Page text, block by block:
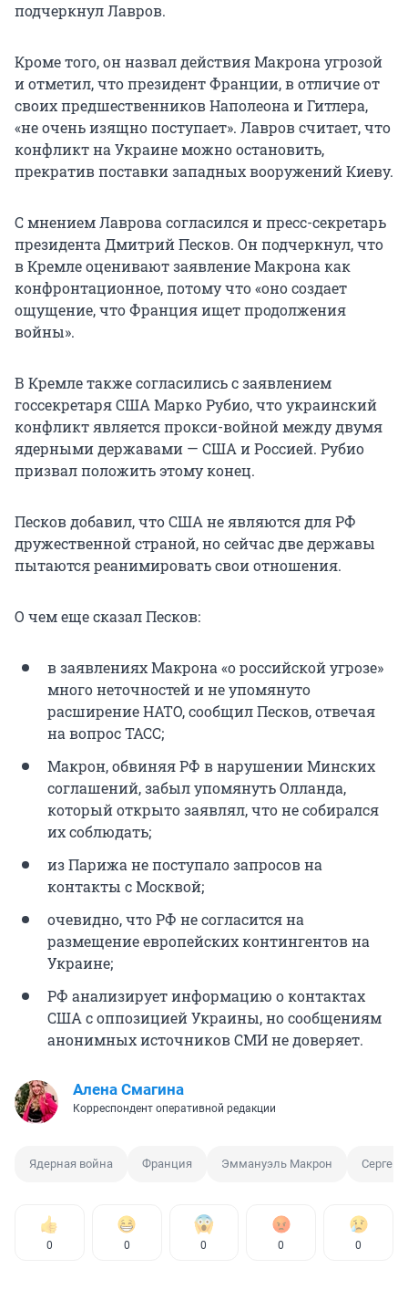
подчеркнул Лавров.
Кроме того, он назвал действия Макрона угрозой
и отметил, что президент Франции, в отличие от
своих предшественников Наполеона и Гитлера,
«не очень изящно поступает». Лавров считает, что
конфликт на Украине можно остановить,
прекратив поставки западных вооружений Киеву.
С мнением Лаврова согласился и пресс-секретарь
президента Дмитрий Песков. Он подчеркнул, что
в Кремле оценивают заявление Макрона как
конфронтационное, потому что «оно создает
ощущение, что Франция ищет продолжения
войны».
В Кремле также согласились с заявлением
госсекретаря США Марко Рубио, что украинский
конфликт является прокси-войной между двумя
ядерными державами — США и Россией. Рубио
призвал положить этому конец.
Песков добавил, что США не являются для РФ
дружественной страной, но сейчас две державы
пытаются реанимировать свои отношения.
О чем еще сказал Песков:
в заявлениях Макрона «о российской угрозе»
много неточностей и не упомянуто
расширение НАТО, сообщил Песков, отвечая
на вопрос ТАСС;
Макрон, обвиняя РФ в нарушении Минских
соглашений, забыл упомянуть Олланда,
который открыто заявлял, что не собирался
их соблюдать;
из Парижа не поступало запросов на
контакты с Москвой;
очевидно, что РФ не согласится на
размещение европейских контингентов на
Украине;
РФ анализирует информацию о контактах
США с оппозицией Украины, но сообщениям
анонимных источников СМИ не доверяет.
Алена Смагина
Корреспондент оперативной редакции
Ядерная война Франция Эммануэль Макрон Сергей
0 0 0 0 0